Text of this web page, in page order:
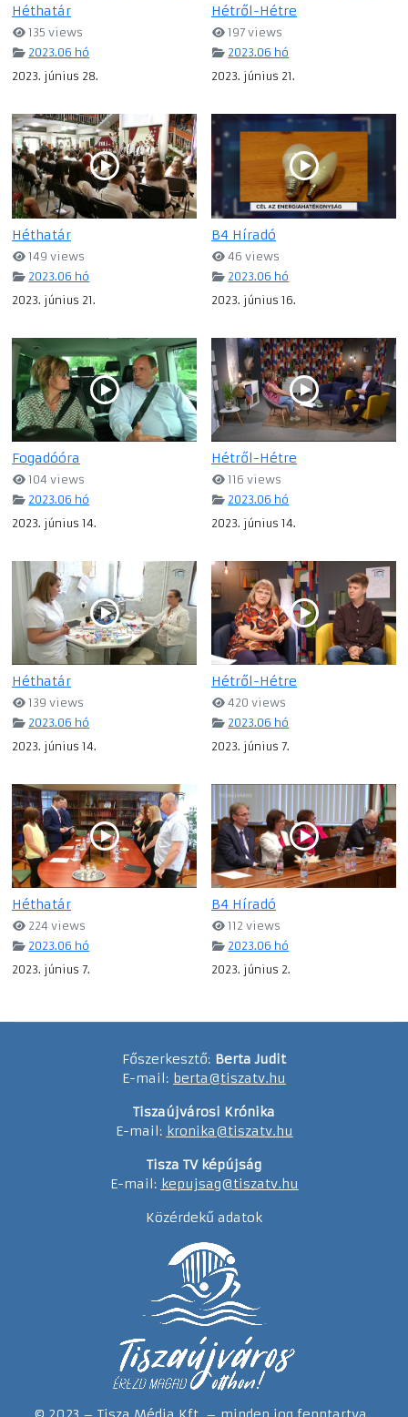
Héthatár
135 views
2023.06 hó
2023. június 28.
Hétről-Hétre
197 views
2023.06 hó
2023. június 21.
Héthatár
149 views
2023.06 hó
2023. június 21.
B4 Híradó
46 views
2023.06 hó
2023. június 16.
Fogadóóra
104 views
2023.06 hó
2023. június 14.
Hétről-Hétre
116 views
2023.06 hó
2023. június 14.
Héthatár
139 views
2023.06 hó
2023. június 14.
Hétről-Hétre
420 views
2023.06 hó
2023. június 7.
Héthatár
224 views
2023.06 hó
2023. június 7.
B4 Híradó
112 views
2023.06 hó
2023. június 2.
Főszerkesztő: Berta Judit
E-mail: berta@tiszatv.hu
Tiszaújvárosi Krónika
E-mail: kronika@tiszatv.hu
Tisza TV képújság
E-mail: kepujsag@tiszatv.hu
Közérdekű adatok